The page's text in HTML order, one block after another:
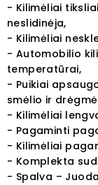
- Kilimėliai
neslidinėja,
- Kilimėliai
- Automobilio
temperatūrai,
- Puikiai
smėlio ir
- Kilimėliai
- Pagaminti
- Kilimėliai
- Komplekta
- Spalva – Juoda